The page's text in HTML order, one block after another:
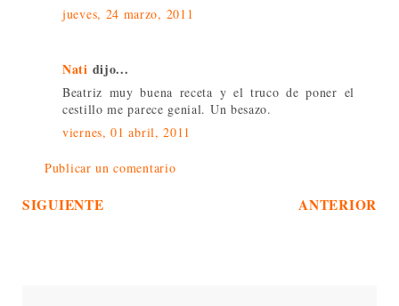
jueves, 24 marzo, 2011
Nati dijo...
Beatriz muy buena receta y el truco de poner el
cestillo me parece genial. Un besazo.
viernes, 01 abril, 2011
Publicar un comentario
SIGUIENTE ANTERIOR